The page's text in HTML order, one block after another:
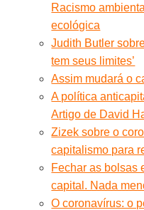
Racismo
ecológica
Judith Butler
tem seus limites’
Assim mudará o
A política
Artigo de David
Zizek sobre o
capitalismo para
Fechar as bolsas
capital. Nada
O coronavírus: o